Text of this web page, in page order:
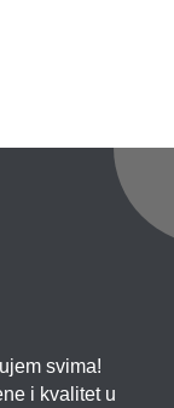
svima!
i kvalitet u